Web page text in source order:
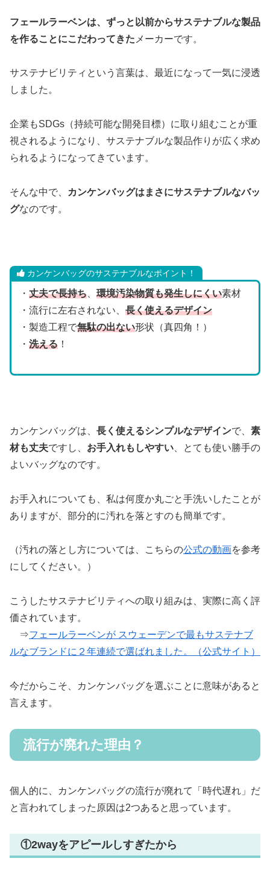
フェールラーベンは、ずっと以前からサステナブルな製品
を作ることにこだわってきた メーカーです。
サステナビリティという言葉は、最近になって一気に浸透
しました。
企業もSDGs（持続可能な開発目標）に取り組むことが重
視されるようになり、サステナブルな製品作りが広く求め
られるようになってきています。
そんな中で、
カンケンバッグはまさにサステナブルなバッ
グなのです。
カンケンバッグのサステナブルなポイント！
・ 丈夫で長持ち、 環境汚染物質も発生しにくい素材
・流行に左右されない、 長く使えるデザイン
・製造工程で無駄の出ない形状（真四角！）
・ 洗える！
カンケンバッグは、 長く使えるシンプルなデザインで、 素
材も丈夫ですし、 お手入れもしやすい 、とても使い勝手の
よいバッグなのです。
お手入れについても、私は何度か丸ごと手洗いしたことが
ありますが、部分的に汚れを落とすのも簡単です。
（汚れの落とし方については、こちらの公式の動画を参考
にしてください。）
こうしたサステナビリティへの取り組みは、実際に高く評
価されています。
⇒フェールラーベンが スウェーデンで最もサステナブ
ルなブランドに２年連続で選ばれました。（公式サイト）
今だからこそ、カンケンバッグを選ぶことに意味があると
言えます。
流行が廃れた理由？
個人的に、カンケンバッグの流行が廃れて「時代遅れ」だ
と言われてしまった原因は2つあると思っています。
①2wayをアピールしすぎたから